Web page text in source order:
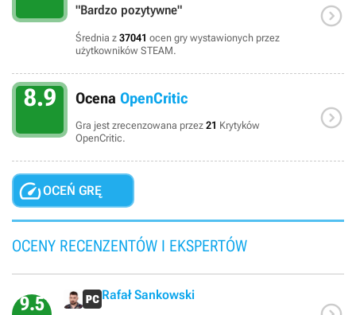
"Bardzo pozytywne"
Średnia z 37041 ocen gry wystawionych przez
użytkowników STEAM.

8.9 Ocena OpenCritic
Gra jest zrecenzowana przez 21 Krytyków
OpenCritic.

OCEŃ GRĘ
OCENY RECENZENTÓW I EKSPERTÓW
9.5 Rafał Sankowski